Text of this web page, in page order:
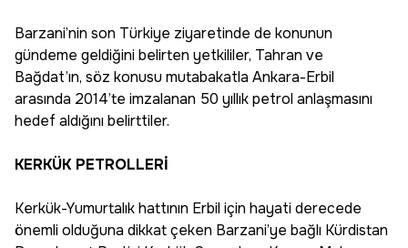
Barzani’nin son Türkiye ziyaretinde de konunun
gündeme geldiğini belirten yetkililer, Tahran ve
Bağdat’ın, söz konusu mutabakatla Ankara-Erbil
arasında 2014’te imzalanan 50 yıllık petrol anlaşmasını
hedef aldığını belirttiler.
KERKÜK PETROLLERİ
Kerkük-Yumurtalık hattının Erbil için hayati derecede
önemli olduğuna dikkat çeken Barzani’ye bağlı Kürdistan